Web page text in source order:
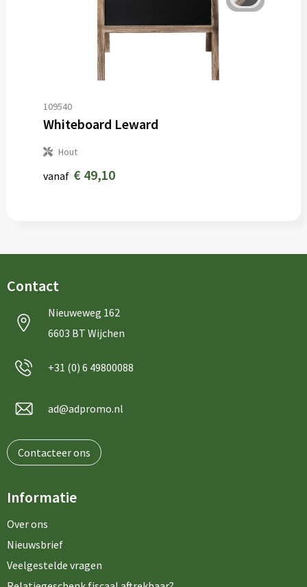
109540
Whiteboard Leward
Hout
vanaf € 49,10
Contact
Nieuweweg 162
6603 BT Wijchen
+31 (0) 6 49800088
ad@adpromo.nl
Contacteer ons
Informatie
Over ons
Nieuwsbrief
Veelgestelde vragen